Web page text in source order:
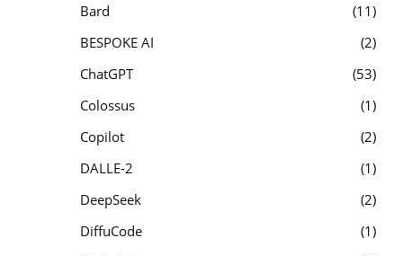
Bard
11
BESPOKE AI
2
ChatGPT
53
Colossus
1
Copilot
2
DALLE-2
1
DeepSeek
2
DiffuCode
1